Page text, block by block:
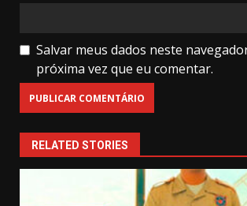
Salvar meus dados neste
próxima vez que eu comentar.
RELATED STORIES